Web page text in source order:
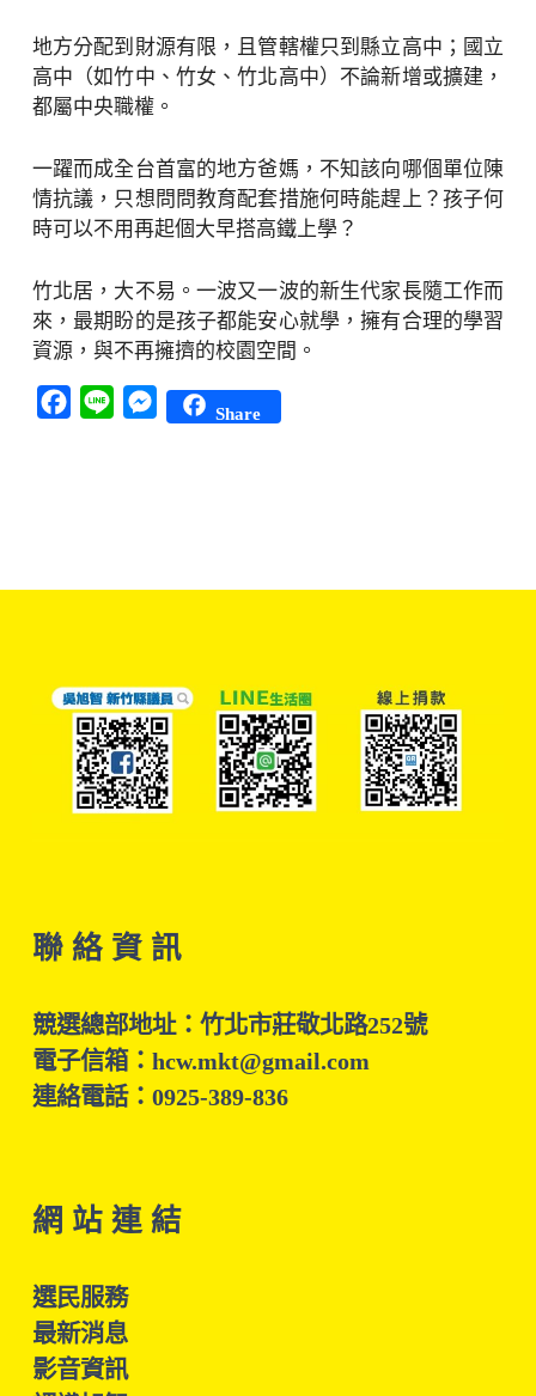
地方分配到財源有限，且管轄權只到縣立高中；國立
高中（如竹中、竹女、竹北高中）不論新增或擴建，
都屬中央職權。
一躍而成全台首富的地方爸媽，不知該向哪個單位陳
情抗議，只想問問教育配套措施何時能趕上？孩子何
時可以不用再起個大早搭高鐵上學？
竹北居，大不易。一波又一波的新生代家長隨工作而
來，最期盼的是孩子都能安心就學，擁有合理的學習
資源，與不再擁擠的校園空間。
Facebook
Line Messenger
Share
聯 絡 資 訊
競選總部地址：竹北市莊敬北路252號
電子信箱：hcw.mkt@gmail.com
連絡電話：0925-389-836
網 站 連 結
選民服務
最新消息
影音資訊